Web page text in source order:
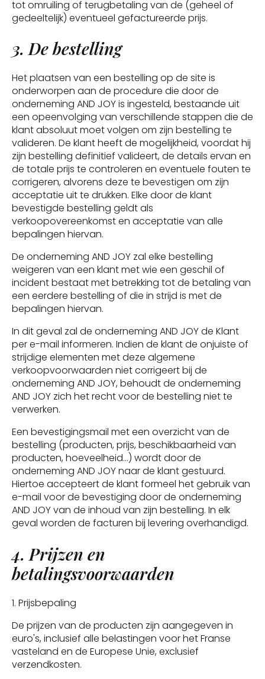
tot omruiling of terugbetaling van de (geheel of
gedeeltelijk) eventueel gefactureerde prijs.
3. De bestelling
Het plaatsen van een bestelling op de site is
onderworpen aan de procedure die door de
onderneming AND JOY is ingesteld, bestaande uit
een opeenvolging van verschillende stappen die de
klant absoluut moet volgen om zijn bestelling te
valideren. De klant heeft de mogelijkheid, voordat hij
zijn bestelling definitief valideert, de details ervan en
de totale prijs te controleren en eventuele fouten te
corrigeren, alvorens deze te bevestigen om zijn
acceptatie uit te drukken. Elke door de klant
bevestigde bestelling geldt als
verkoopovereenkomst en acceptatie van alle
bepalingen hiervan.
De onderneming AND JOY zal elke bestelling
weigeren van een klant met wie een geschil of
incident bestaat met betrekking tot de betaling van
een eerdere bestelling of die in strijd is met de
bepalingen hiervan.
In dit geval zal de onderneming AND JOY de Klant
per e-mail informeren. Indien de klant de onjuiste of
strijdige elementen met deze algemene
verkoopvoorwaarden niet corrigeert bij de
onderneming AND JOY, behoudt de onderneming
AND JOY zich het recht voor de bestelling niet te
verwerken.
Een bevestigingsmail met een overzicht van de
bestelling (producten, prijs, beschikbaarheid van
producten, hoeveelheid…) wordt door de
onderneming AND JOY naar de klant gestuurd.
Hiertoe accepteert de klant formeel het gebruik van
e-mail voor de bevestiging door de onderneming
AND JOY van de inhoud van zijn bestelling. In elk
geval worden de facturen bij levering overhandigd.
4. Prijzen en
betalingsvoorwaarden
1. Prijsbepaling
De prijzen van de producten zijn aangegeven in
euro's, inclusief alle belastingen voor het Franse
vasteland en de Europese Unie, exclusief
verzendkosten.